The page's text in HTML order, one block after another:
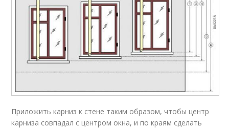
Приложить карниз к стене таким образом, чтобы центр
карниза совпадал с центром окна, и по краям сделать